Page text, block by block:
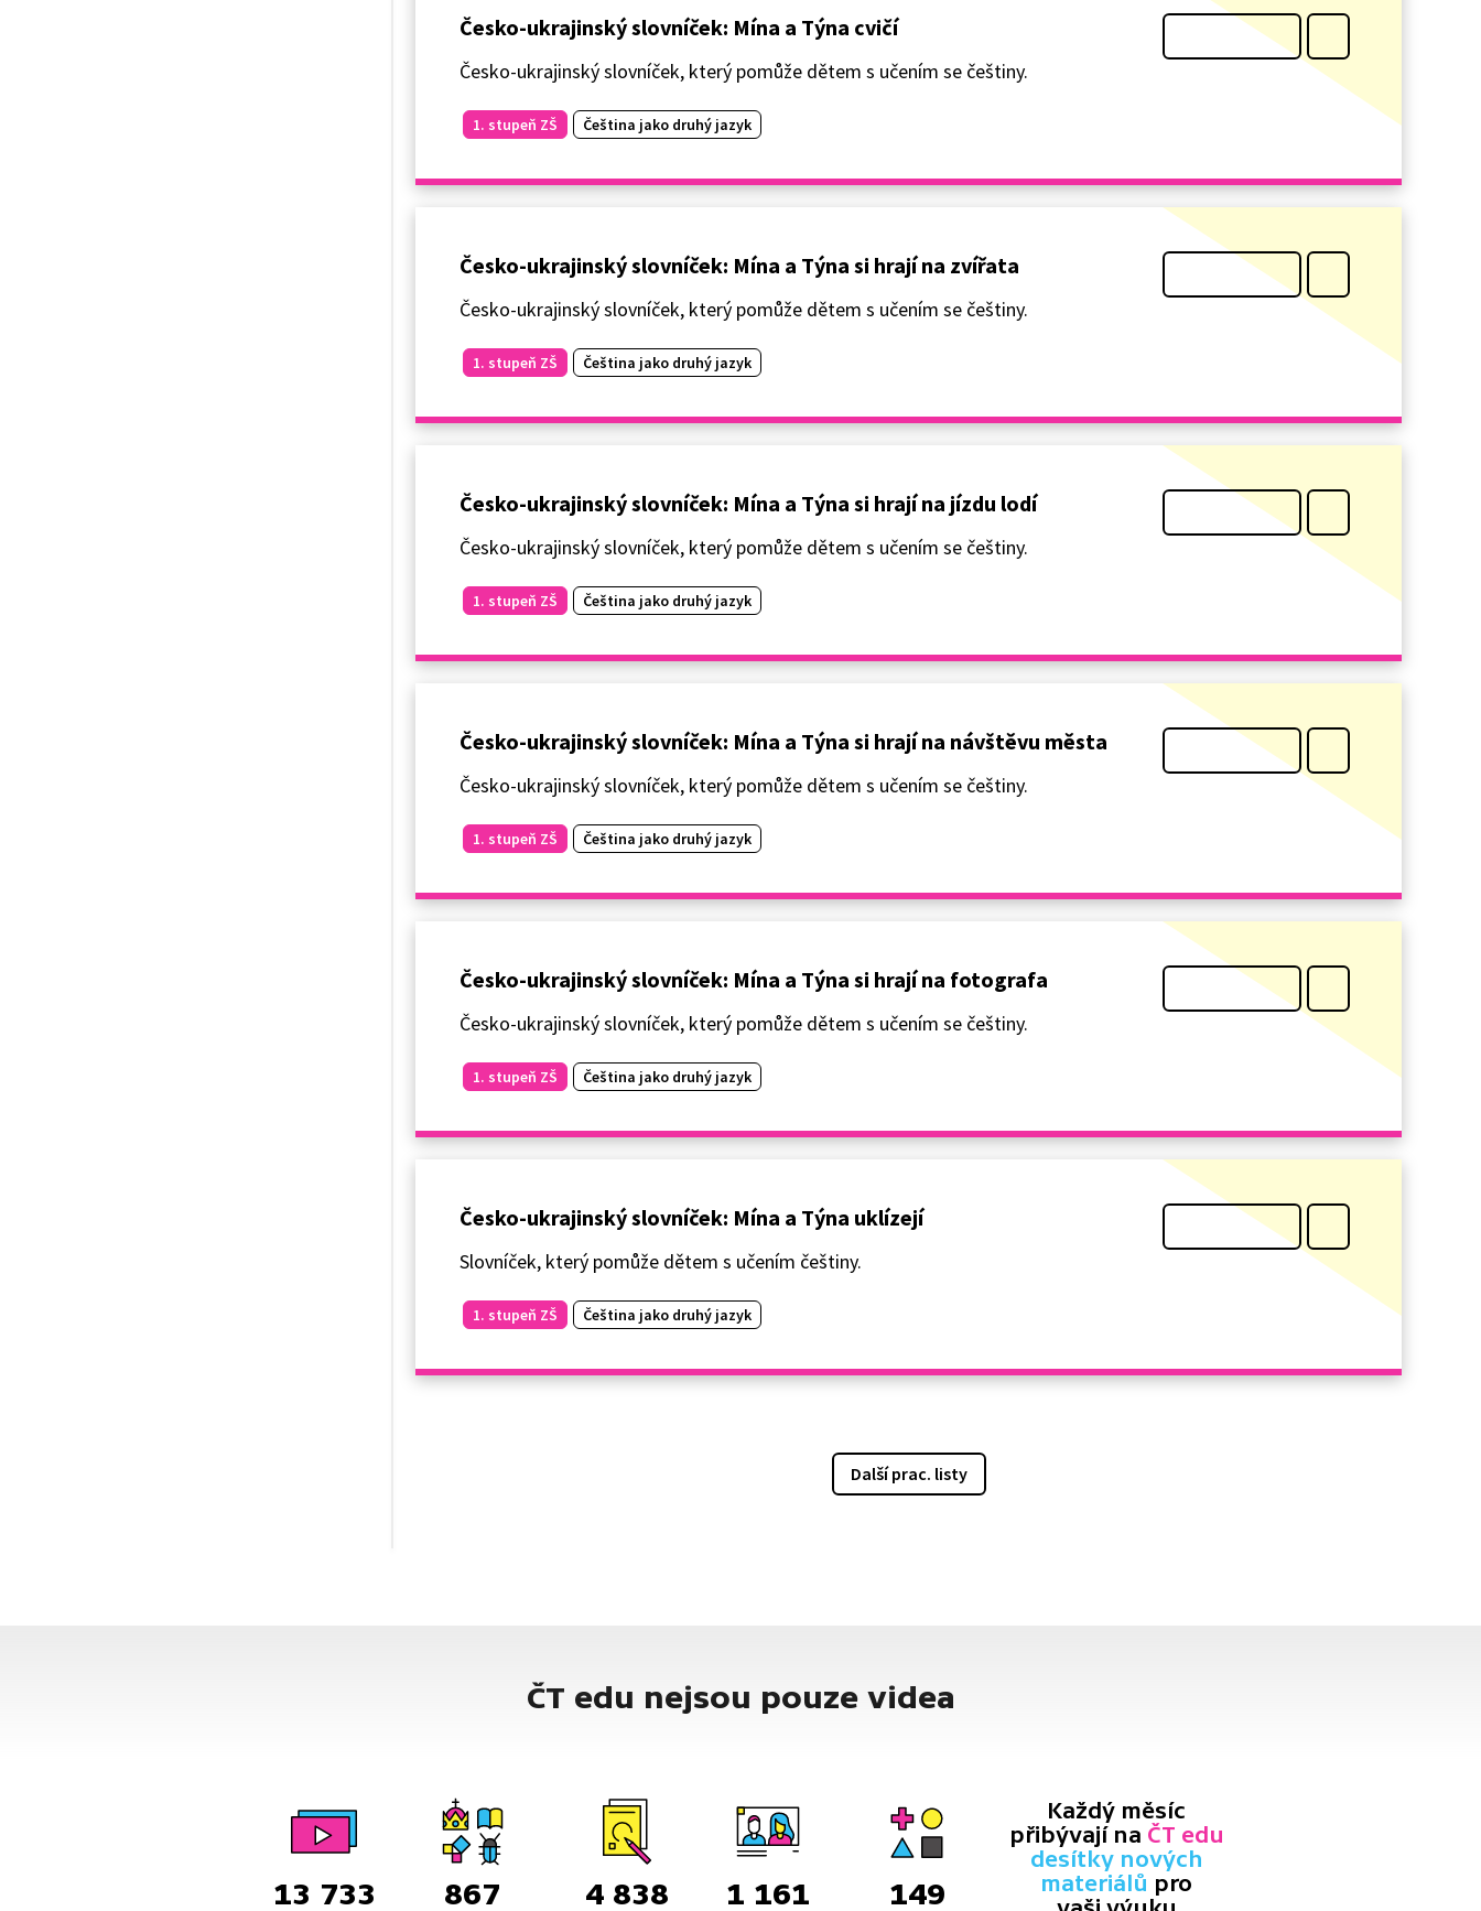
Česko-ukrajinský slovníček: Mína a Týna cvičí
Česko-ukrajinský slovníček, který pomůže dětem s učením se češtiny.
1. stupeň ZŠ Čeština jako druhý jazyk
Česko-ukrajinský slovníček: Mína a Týna si hrají na zvířata
Česko-ukrajinský slovníček, který pomůže dětem s učením se češtiny.
1. stupeň ZŠ Čeština jako druhý jazyk
Česko-ukrajinský slovníček: Mína a Týna si hrají na jízdu lodí
Česko-ukrajinský slovníček, který pomůže dětem s učením se češtiny.
1. stupeň ZŠ Čeština jako druhý jazyk
Česko-ukrajinský slovníček: Mína a Týna si hrají na návštěvu města
Česko-ukrajinský slovníček, který pomůže dětem s učením se češtiny.
1. stupeň ZŠ Čeština jako druhý jazyk
Česko-ukrajinský slovníček: Mína a Týna si hrají na fotografa
Česko-ukrajinský slovníček, který pomůže dětem s učením se češtiny.
1. stupeň ZŠ Čeština jako druhý jazyk
Česko-ukrajinský slovníček: Mína a Týna uklízejí
Slovníček, který pomůže dětem s učením češtiny.
1. stupeň ZŠ Čeština jako druhý jazyk
Další prac. listy
ČT edu nejsou pouze videa
13 733 867 4 838 1 161 149
Každý měsíc
přibývají na ČT edu
desítky nových
materiálů pro